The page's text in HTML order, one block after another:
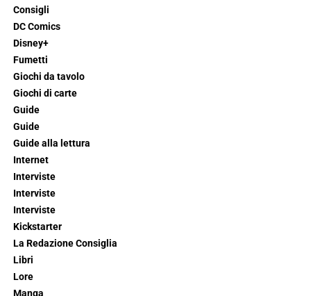
Consigli
DC Comics
Disney+
Fumetti
Giochi da tavolo
Giochi di carte
Guide
Guide
Guide alla lettura
Internet
Interviste
Interviste
Interviste
Kickstarter
La Redazione Consiglia
Libri
Lore
Manga